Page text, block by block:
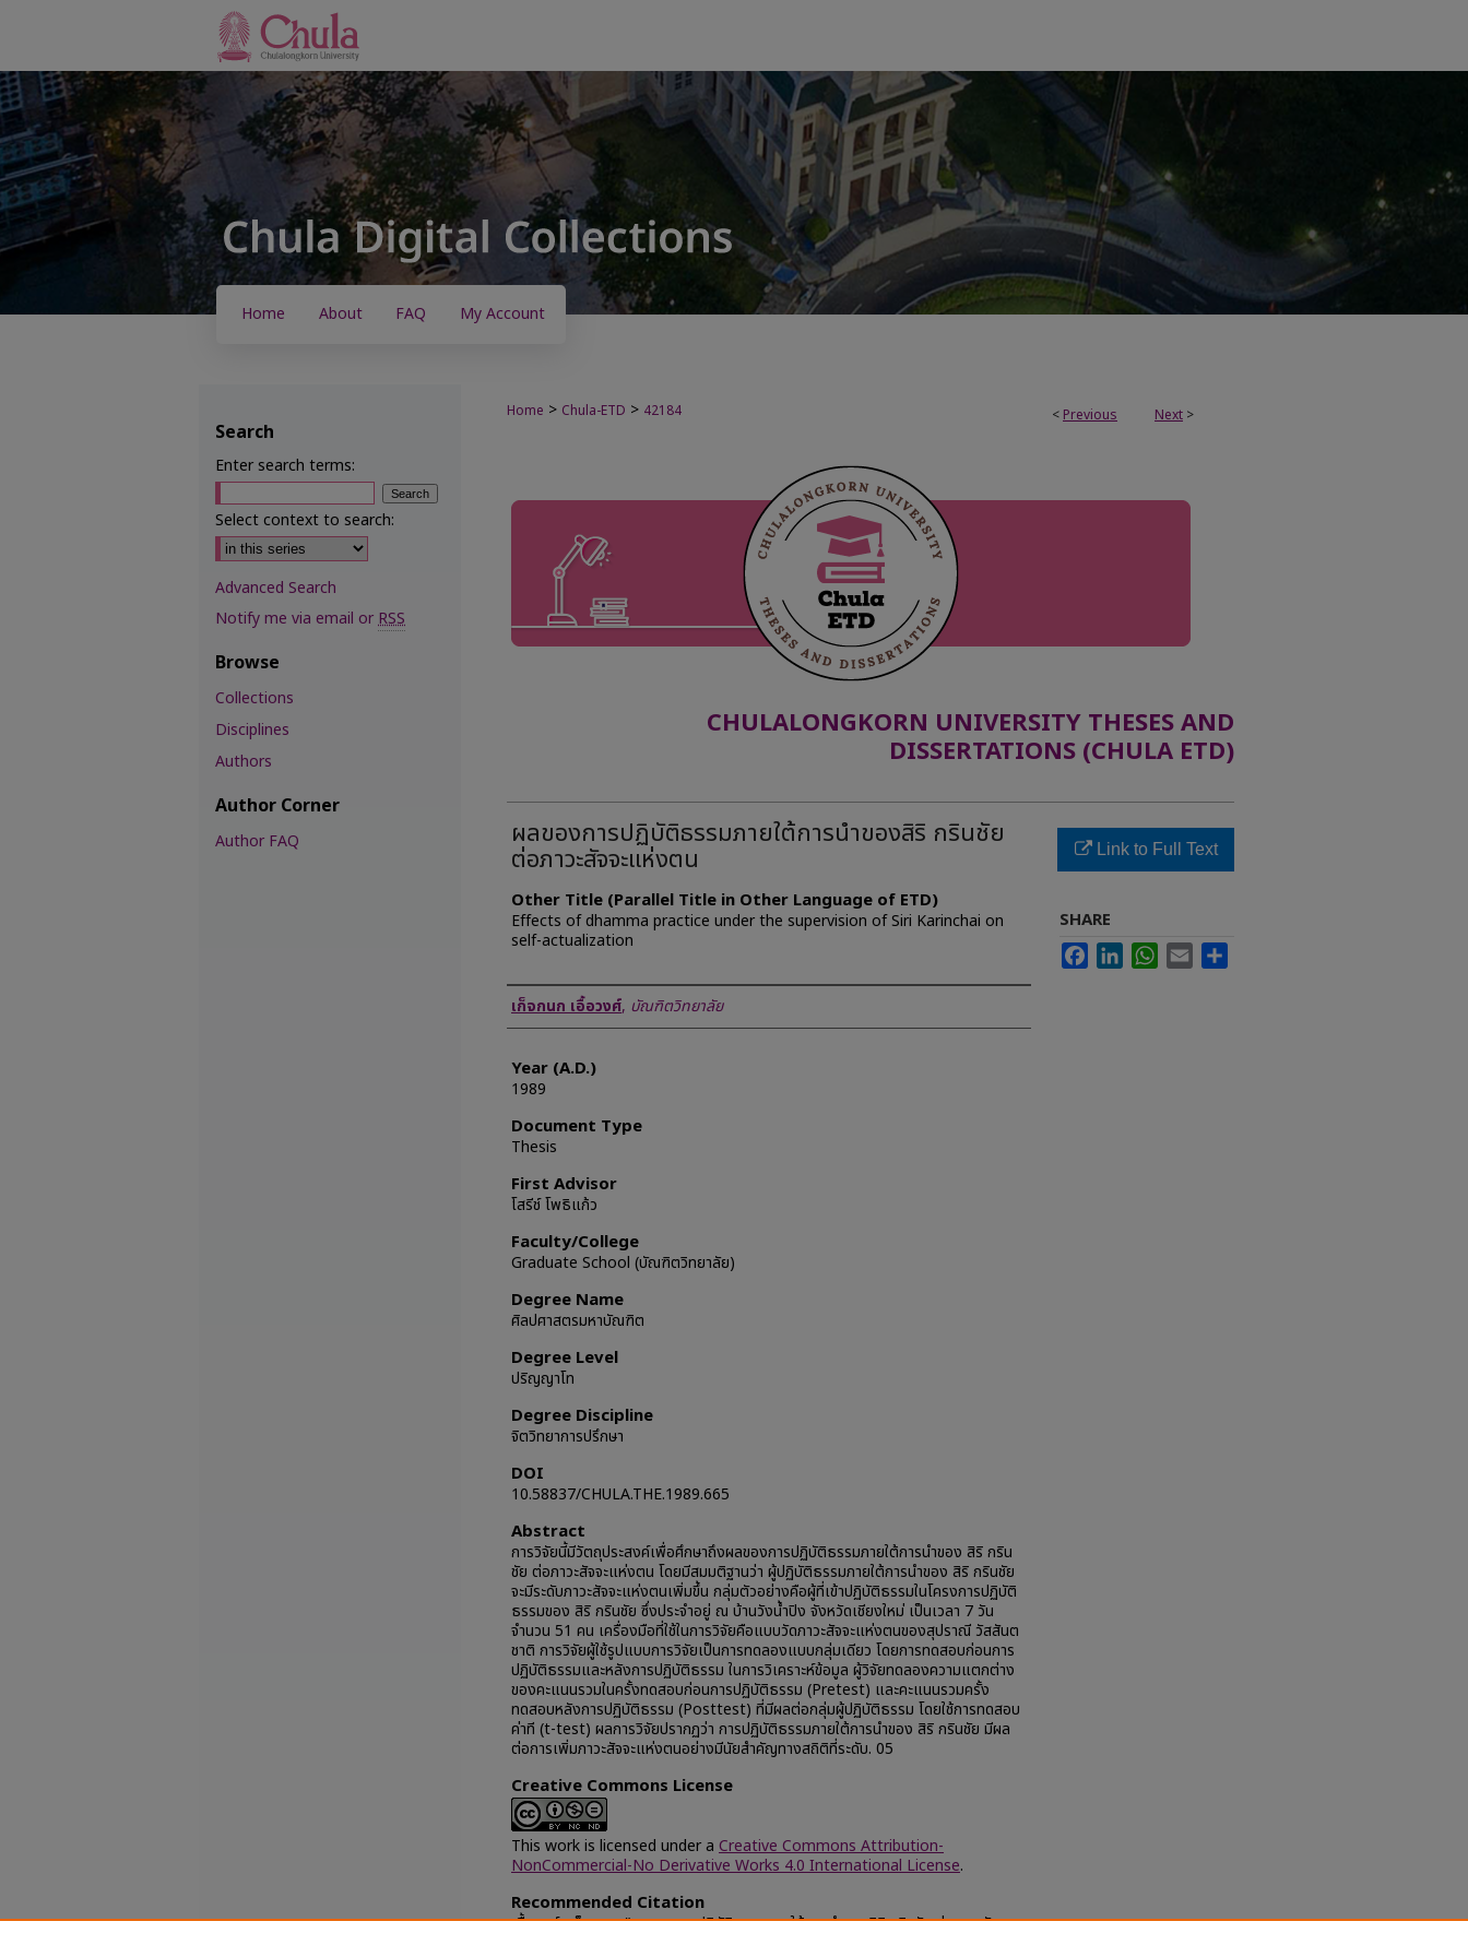
Home About FAQ My Account
< Previous Next >
Home > Chula-ETD > 42184
CHULALONGKORN UNIVERSITY THESES AND
DISSERTATIONS (CHULA ETD)
ผลของการปฏิบัติธรรมภายใต้การนำของสิริ กรินชัย
ต่อภาวะสัจจะแห่งตน
Other Title (Parallel Title in Other Language of ETD)
Effects of dhamma practice under the supervision of Siri Karinchai on
self-actualization
Author
เก็จกนก เอื้อวงศ์, บัณฑิตวิทยาลัย
Year (A.D.)
1989
Document Type
Thesis
First Advisor
โสรีช์ โพธิแก้ว
Faculty/College
Graduate School (บัณฑิตวิทยาลัย)
Degree Name
ศิลปศาสตรมหาบัณฑิต
Degree Level
ปริญญาโท
Degree Discipline
จิตวิทยาการปรึกษา
DOI
10.58837/CHULA.THE.1989.665
Abstract
การวิจัยนี้มีวัตถุประสงค์เพื่อศึกษาถึงผลของการปฏิบัติธรรมภายใต้การนำของ สิริ กริน
ชัย ต่อภาวะสัจจะแห่งตน โดยมีสมมติฐานว่า ผู้ปฏิบัติธรรมภายใต้การนำของ สิริ กรินชัย
จะมีระดับภาวะสัจจะแห่งตนเพิ่มขึ้น กลุ่มตัวอย่างคือผู้ที่เข้าปฏิบัติธรรมในโครงการปฏิบัติ
ธรรมของ สิริ กรินชัย ซึ่งประจำอยู่ ณ บ้านวังน้ำปิง จังหวัดเชียงใหม่ เป็นเวลา 7 วัน
จำนวน 51 คน เครื่องมือที่ใช้ในการวิจัยคือแบบวัดภาวะสัจจะแห่งตนของสุปราณี วัสสันต
ชาติ การวิจัยผู้ใช้รูปแบบการวิจัยเป็นการทดลองแบบกลุ่มเดียว โดยการทดสอบก่อนการ
ปฏิบัติธรรมและหลังการปฏิบัติธรรม ในการวิเคราะห์ข้อมูล ผู้วิจัยทดลองความแตกต่าง
ของคะแนนรวมในครั้งทดสอบก่อนการปฏิบัติธรรม (Pretest) และคะแนนรวมครั้ง
ทดสอบหลังการปฏิบัติธรรม (Posttest) ที่มีผลต่อกลุ่มผู้ปฏิบัติธรรม โดยใช้การทดสอบ
ค่าที (t-test) ผลการวิจัยปรากฏว่า การปฏิบัติธรรมภายใต้การนำของ สิริ กรินชัย มีผล
ต่อการเพิ่มภาวะสัจจะแห่งตนอย่างมีนัยสำคัญทางสถิติที่ระดับ. 05
Creative Commons License
This work is licensed under a Creative Commons Attribution-
NonCommercial-No Derivative Works 4.0 International License.
Recommended Citation
เอื้อวงศ์, เก็จกนก, "ผลของการปฏิบัติธรรมภายใต้การนำของสิริ กรินชัย ต่อภาวะสัจจะ
Link to Full Text
SHARE
FacebookLinkedInWhatsApp
Email
Search
Enter search terms:
Select context to search:
Advanced Search
Notify me via email or RSS
Browse
Collections
Disciplines
Authors
Author Corner
Author FAQ